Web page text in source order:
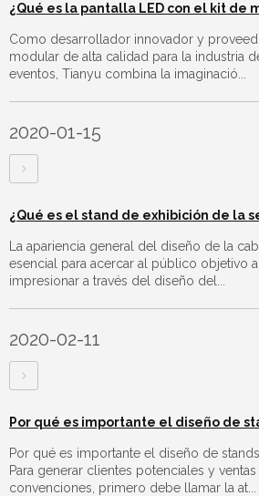
¿Qué es la pantalla LED con el kit de
Como desarrollador innovador y
modular de alta calidad para la industria
eventos, Tianyu combina la imaginació...
2020-01-15
¿Qué es el stand de exhibición de la
La apariencia general del diseño de la
esencial para acercar al público objetivo a
impresionar a través del diseño del...
2020-02-11
Por qué es importante el diseño de
Para generar clientes potenciales y
convenciones, primero debe llamar la at...